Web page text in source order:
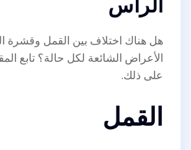
هل هناك اختلاف بين القمل وقشرة
الأعراض الشائعة لكل حالة؟ تابع
على ذلك.
القمل